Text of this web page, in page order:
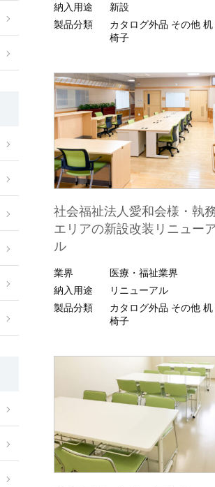
納入用途
新設
製品分類
カタログ外品 その他 机
椅子
社会福祉法人愛和会様・執
エリアの新設改装リニュー
ル
業界
医療・福祉業界
納入用途
リニューアル
製品分類
カタログ外品 その他 机
椅子